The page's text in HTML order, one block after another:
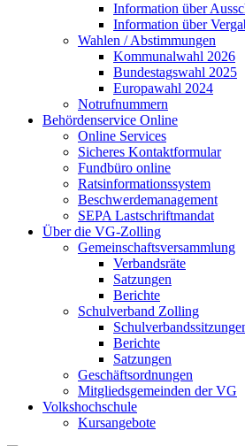
Information über
Information über
Wahlen / Abstimmungen
Kommunalwahl 2026
Bundestagswahl 2025
Europawahl 2024
Notrufnummern
Behördenservice Online
Online Services
Sicheres Kontaktformular
Fundbüro online
Ratsinformationssystem
Beschwerdemanagement
SEPA Lastschriftmandat
Über die VG-Zolling
Gemeinschaftsversammlung
Verbandsräte
Satzungen
Berichte
Schulverband Zolling
Berichte
Satzungen
Geschäftsordnungen
Mitgliedsgemeinden der VG
Volkshochschule
Kursangebote